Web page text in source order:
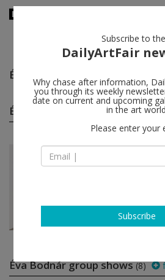
Éva Bodnár
Éva Bodnár solo shows(1)
Sep
Éva
Éva Bodnár group shows(8)
Subscribe to the
DailyArtFair
Why chase after information,
you through its weekly
date on current and upcoming
in the art
Please enter your
Subscribe